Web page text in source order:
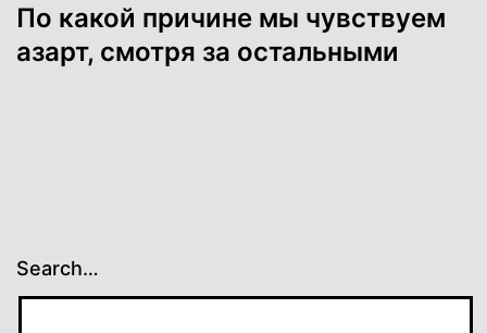
По какой причине мы чувствуем
азарт, смотря за остальными
Search…